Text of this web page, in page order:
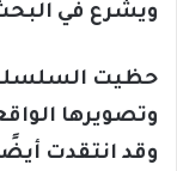
ويشرع في
حظيت السلسلة
وتصويرها
وقد انتقدت